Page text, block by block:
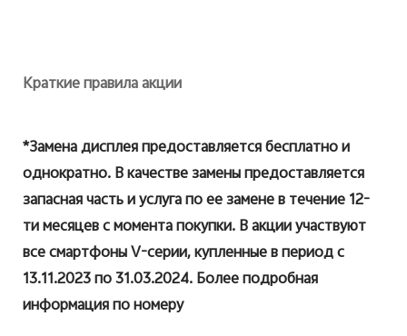
Краткие правила акции
*Замена дисплея предоставляется бесплатно и
однократно. В качестве замены предоставляется
запасная часть и услуга по ее замене в течение 12-
ти месяцев с момента покупки. В акции участвуют
все смартфоны V-серии, купленные в период с
13.11.2023 по 31.03.2024. Более подробная
информация по номеру